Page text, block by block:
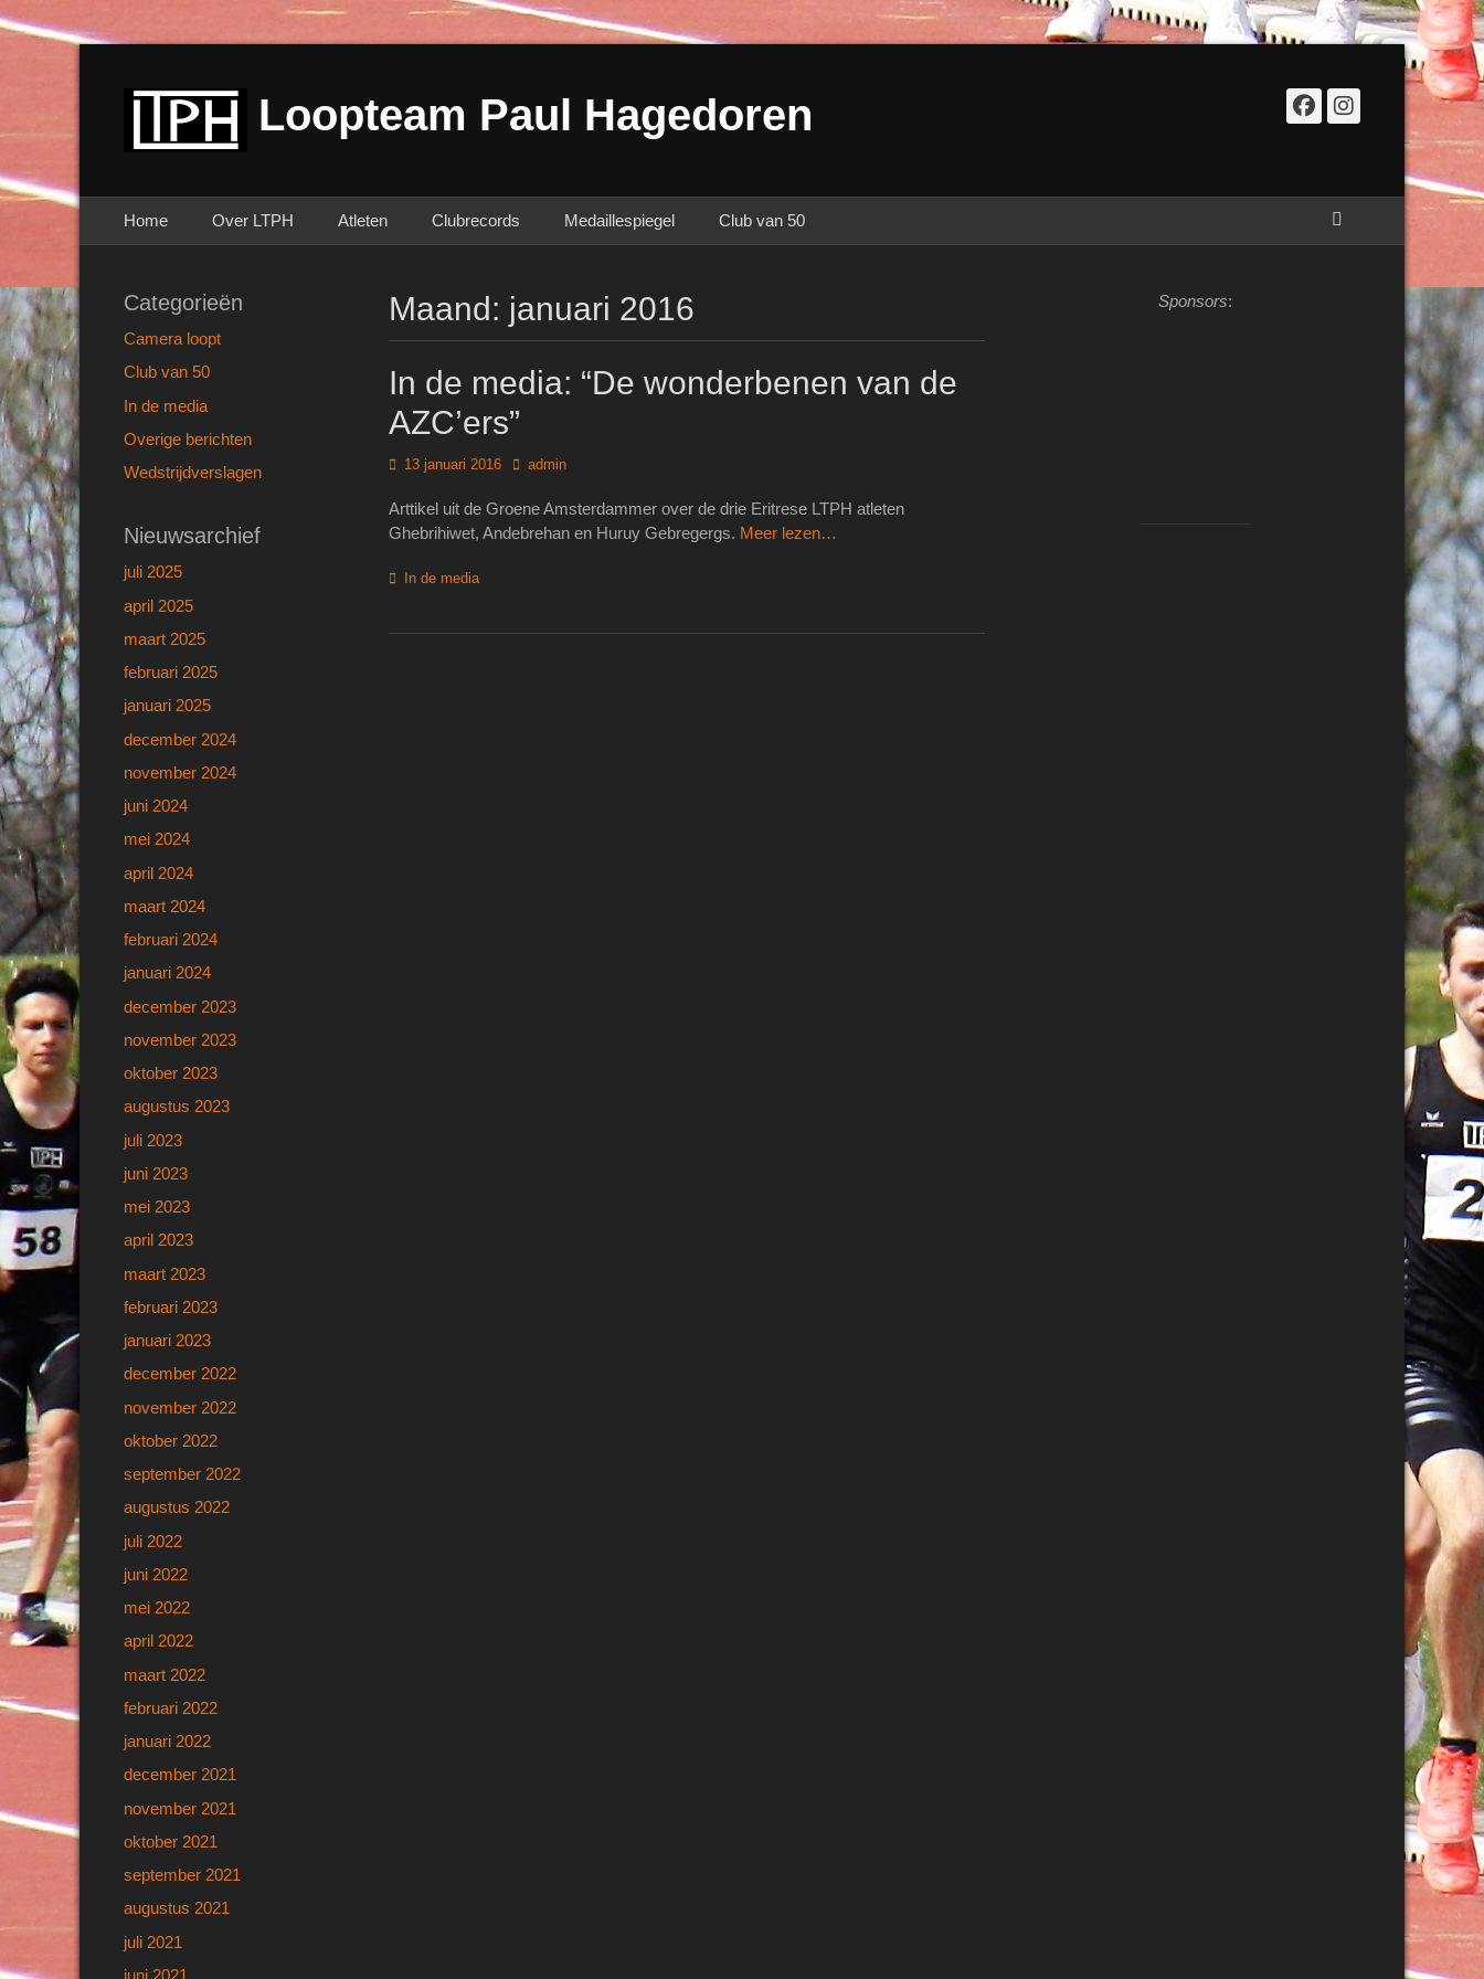
Loopteam Paul Hagedoren Facebook
Primair menu
naar
Home Over LTPH Atleten Clubrecords Medaillespiegel Club van 50
Maand: januari 2016
In de media: “De wonderbenen van de
AZC’ers”
Geplaatst
13 januari 2016 Author
admin
Arttikel uit de Groene Amsterdammer over de drie Eritrese LTPH atleten
Ghebrihiwet, Andebrehan en Huruy Gebregergs. Meer lezen…
Categorieën
In de media
Sponsors:
Categorieën
Camera loopt
Club van 50
In de media
Overige berichten
Wedstrijdverslagen
Nieuwsarchief
juli 2025
april 2025
maart 2025
februari 2025
januari 2025
december 2024
november 2024
juni 2024
mei 2024
april 2024
maart 2024
februari 2024
januari 2024
december 2023
november 2023
oktober 2023
augustus 2023
juli 2023
juni 2023
mei 2023
april 2023
maart 2023
februari 2023
januari 2023
december 2022
november 2022
oktober 2022
september 2022
augustus 2022
juli 2022
juni 2022
mei 2022
april 2022
maart 2022
februari 2022
januari 2022
december 2021
november 2021
oktober 2021
september 2021
augustus 2021
juli 2021
juni 2021